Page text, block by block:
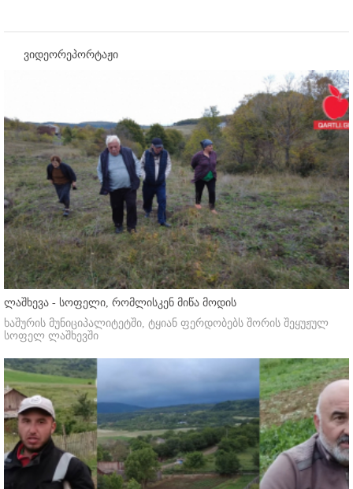
ვიდეორეპორტაჟი
ლაშხევა - სოფელი, რომლისკენ მიწა მოდის
ხაშურის მუნიციპალიტეტში, ტყიან ფერდობებს შორის შეყუჟულ
სოფელ ლაშხევში